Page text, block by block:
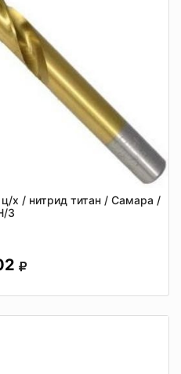
х / нитрид титан / Самара /
З